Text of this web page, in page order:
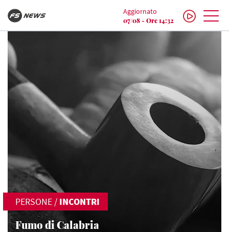
Aggiornato
07/08 - Ore 14:32
PERSONE / INCONTRI
Fumo di Calabria